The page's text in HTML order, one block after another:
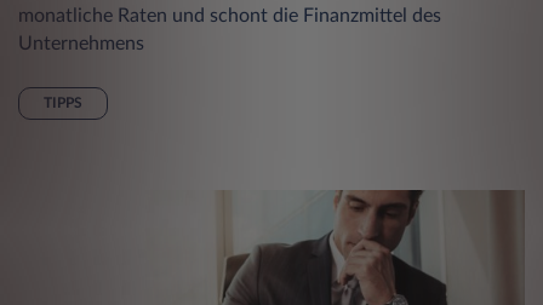
monatliche Raten und schont die Finanzmittel des
Unternehmens
TIPPS